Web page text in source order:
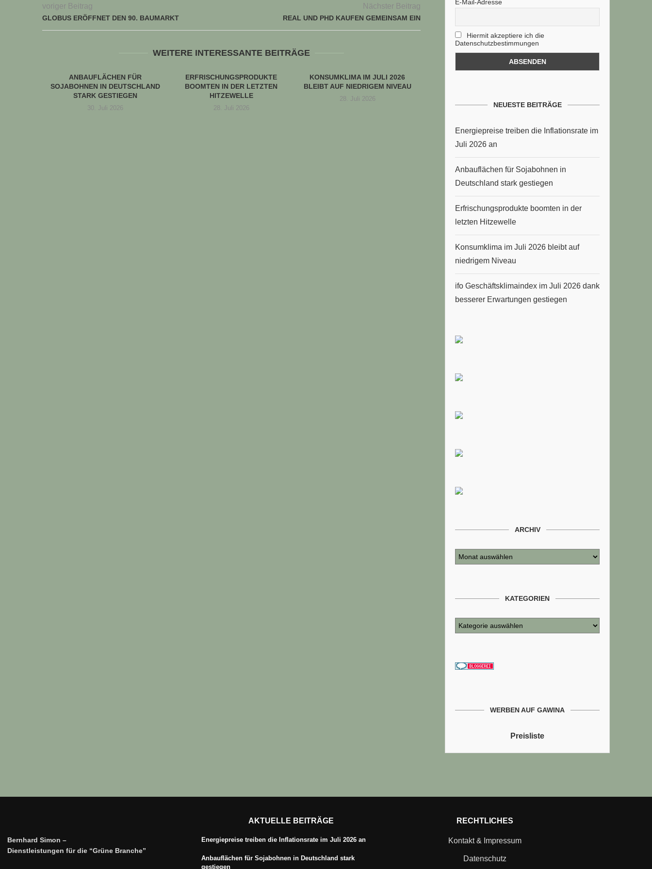
voriger Beitrag
GLOBUS ERÖFFNET DEN 90. BAUMARKT
Nächster Beitrag
REAL UND PHD KAUFEN GEMEINSAM EIN
WEITERE INTERESSANTE BEITRÄGE
ANBAUFLÄCHEN FÜR
SOJABOHNEN IN DEUTSCHLAND
STARK GESTIEGEN
30. Juli 2026
ERFRISCHUNGSPRODUKTE
BOOMTEN IN DER LETZTEN
HITZEWELLE
28. Juli 2026
KONSUMKLIMA IM JULI 2026
BLEIBT AUF NIEDRIGEM NIVEAU
28. Juli 2026
E-Mail-Adresse
Hiermit akzeptiere ich die
Datenschutzbestimmungen
NEUESTE BEITRÄGE
Energiepreise treiben die Inflationsrate im
Juli 2026 an
Anbauflächen für Sojabohnen in
Deutschland stark gestiegen
Erfrischungsprodukte boomten in der
letzten Hitzewelle
Konsumklima im Juli 2026 bleibt auf
niedrigem Niveau
ifo Geschäftsklimaindex im Juli 2026 dank
besserer Erwartungen gestiegen
ARCHIV
KATEGORIEN
WERBEN AUF GAWINA
Preisliste
Bernhard Simon –
Dienstleistungen für die “Grüne Branche”
AKTUELLE BEITRÄGE
Energiepreise treiben die Inflationsrate im Juli 2026 an
Anbauflächen für Sojabohnen in Deutschland stark
gestiegen
RECHTLICHES
Kontakt & Impressum
Datenschutz